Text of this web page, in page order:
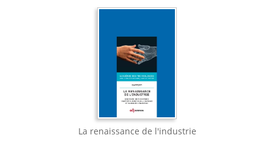
La renaissance de l'industrie